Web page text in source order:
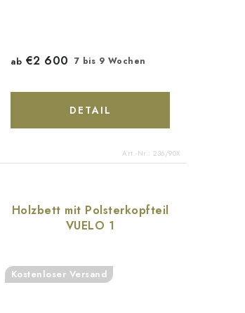
7 bis 9 Wochen
ab €2 600
DETAIL
Art.-Nr.: 236/90X
Holzbett mit Polsterkopfteil
VUELO 1
Kostenloser Versand